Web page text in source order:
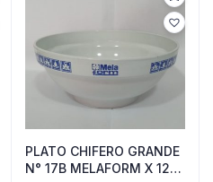
PLATO CHIFERO GRANDE
N° 17B MELAFORM X 12